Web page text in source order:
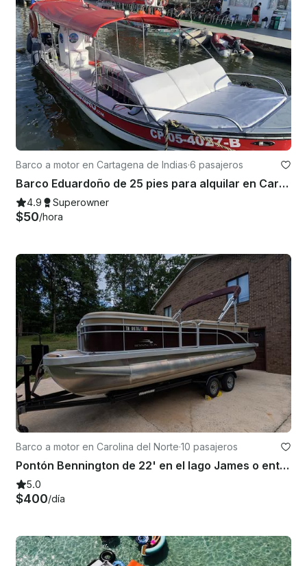
Barco a motor en Cartagena de Indias·6 pasajeros
Barco Eduardoño de 25 pies para alquilar en Cartagena
4.9 Superowner
$50/hora
Barco a motor en Carolina del Norte·10 pasajeros
Pontón Bennington de 22' en el lago James o entrega a otros lagos.
5.0
$400/día